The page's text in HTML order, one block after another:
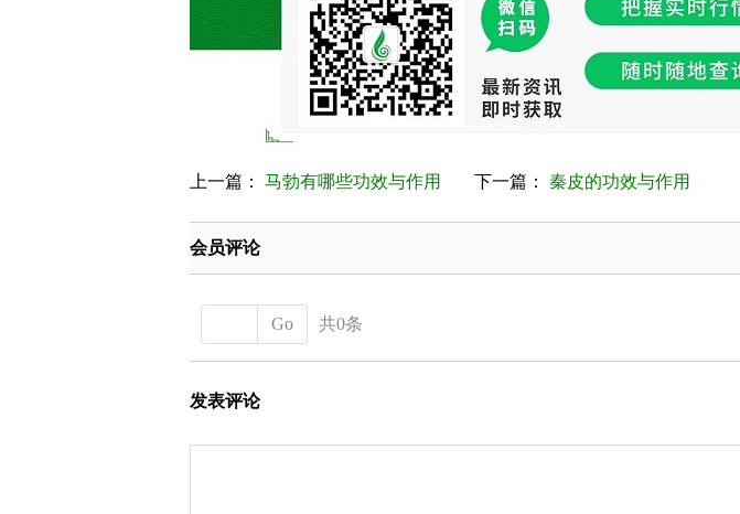
上一篇： 马勃有哪些功效与作用 下一篇： 秦皮的功效与作用
会员评论
Go 共0条
发表评论